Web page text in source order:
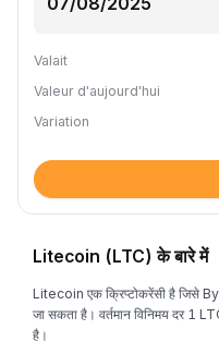
Valait
Valeur d'aujourd'hui
Variation
Litecoin (LTC) के बारे में
Litecoin एक क्रिप्टोकरेंसी है जिसे
जा सकता है। वर्तमान विनिमय
है।